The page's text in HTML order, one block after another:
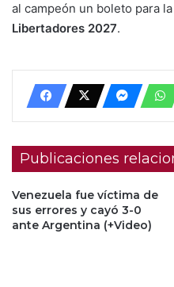
al campeón un boleto para la
Libertadores 2027.
Publicaciones
Venezuela fue víctima de
sus errores y cayó 3-0
ante Argentina (+Video)